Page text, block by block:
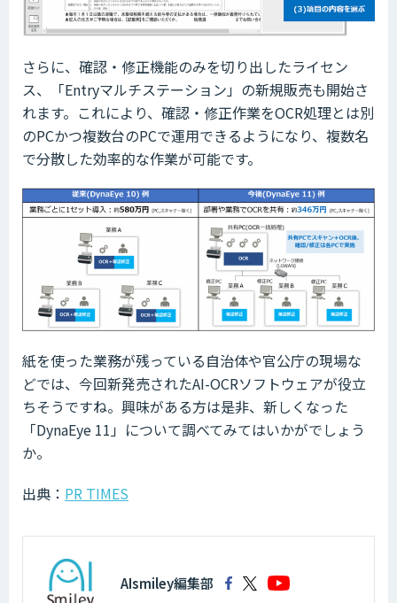
さらに、確認・修正機能のみを切り出したライセン
ス、「Entryマルチステーション」の新規販売も開始さ
れます。これにより、確認・修正作業をOCR処理とは別
のPCかつ複数台のPCで運用できるようになり、複数名
で分散した効率的な作業が可能です。
紙を使った業務が残っている自治体や官公庁の現場な
どでは、今回新発売されたAI-OCRソフトウェアが役立
ちそうですね。興味がある方は是非、新しくなった
「DynaEye 11」について調べてみてはいかがでしょう
か。
出典： PR TIMES
AIsmiley編集部